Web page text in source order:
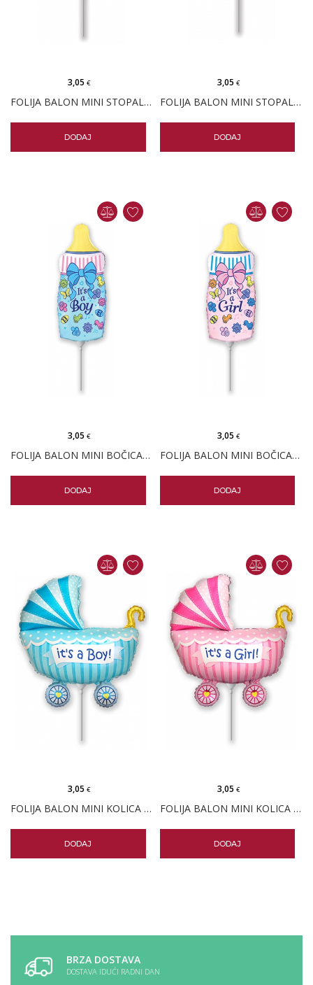
FOLIJA BALON MINI STOPALO PLAVO
3,05€
DODAJ
FOLIJA BALON MINI STOPALO ROZO
3,05 €
DODAJ
FOLIJA BALON MINI BOČICA PLAVA
3,05€
DODAJ
FOLIJA BALON MINI BOČICA ROZA
3,05 €
DODAJ
FOLIJA BALON MINI KOLICA PLAVA
3,05€
DODAJ
FOLIJA BALON MINI KOLICA ROZA
3,05 €
DODAJ
BRZA DOSTAVA
DOSTAVA IDUĆI RADNI DAN